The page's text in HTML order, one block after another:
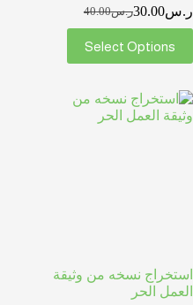
ر.س40.00 ر.س30.00
Select Options
استخراج نسخه من وثيقة
العمل الحر